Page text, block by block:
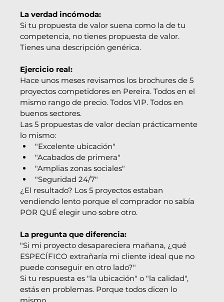
La verdad incómoda:
Si tu propuesta de valor suena como la de tu
competencia, no tienes propuesta de valor.
Tienes una descripción genérica.
Ejercicio real:
Hace unos meses revisamos los brochures de 5
proyectos competidores en Pereira. Todos en el
mismo rango de precio. Todos VIP. Todos en
buenos sectores.
Las 5 propuestas de valor decían prácticamente
lo mismo:
"Excelente ubicación"
"Acabados de primera"
"Amplias zonas sociales"
"Seguridad 24/7"
¿El resultado? Los 5 proyectos estaban
vendiendo lento porque el comprador no sabía
POR QUÉ elegir uno sobre otro.
La pregunta que diferencia:
"Si mi proyecto desapareciera mañana, ¿qué
ESPECÍFICO extrañaría mi cliente ideal que no
puede conseguir en otro lado?"
Si tu respuesta es "la ubicación" o "la calidad",
estás en problemas. Porque todos dicen lo